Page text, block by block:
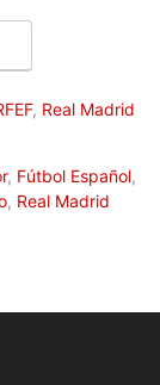
, Real Madrid
, Fútbol Español,
, Real Madrid